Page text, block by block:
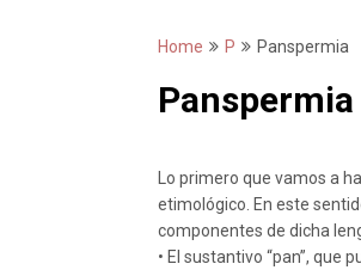
Home P Panspermia
Panspermia
Lo primero que vamos a
etimológico. En este
componentes de dicha
• El sustantivo “pan”, que